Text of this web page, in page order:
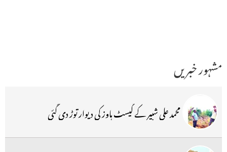
مشہور خبریں
محمد علی شبیر کے گیسٹ ہاوز کی دیوار توڑ دی گئی